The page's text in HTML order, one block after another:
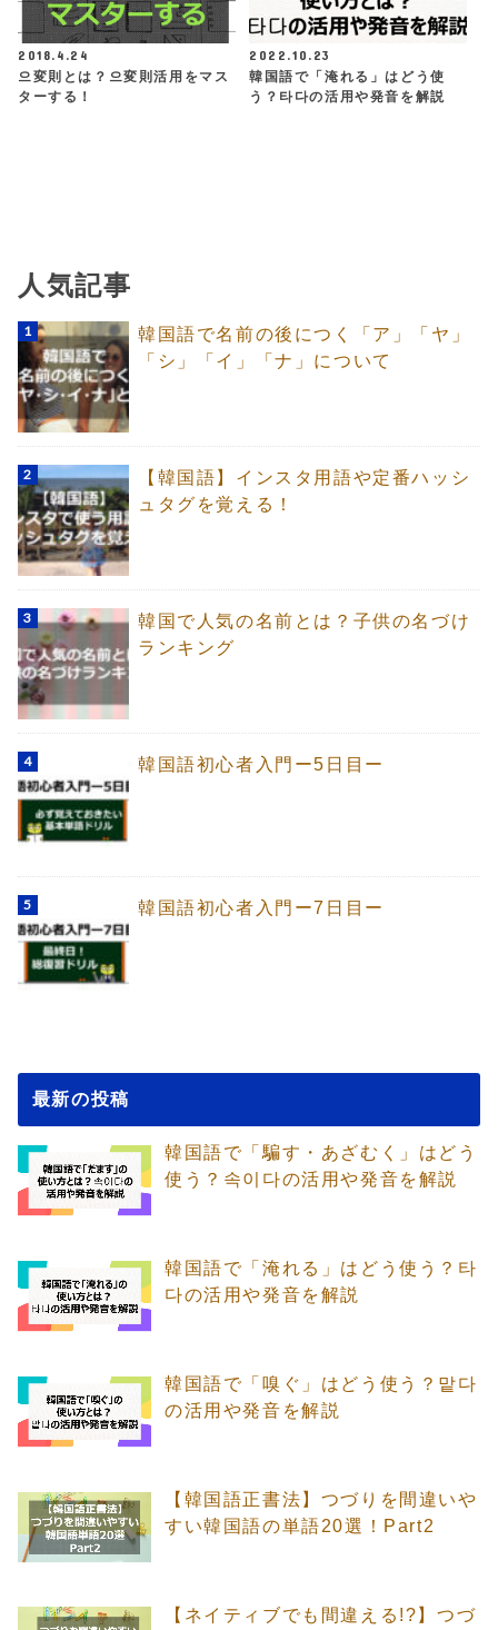
2018.4.24
으変則とは？으変則活用をマス
ターする！
2022.10.23
韓国語で「淹れる」はどう使
う？타다の活用や発音を解説
人気記事
韓国語で名前の後につく「ア」「ヤ」
「シ」「イ」「ナ」について
【韓国語】インスタ用語や定番ハッシ
ュタグを覚える！
韓国で人気の名前とは？子供の名づけ
ランキング
韓国語初心者入門ー5日目ー
韓国語初心者入門ー7日目ー
最新の投稿
韓国語で「騙す・あざむく」はどう
使う？속이다の活用や発音を解説
韓国語で「淹れる」はどう使う？타
다の活用や発音を解説
韓国語で「嗅ぐ」はどう使う？맡다
の活用や発音を解説
【韓国語正書法】つづりを間違いや
すい韓国語の単語20選！Part2
【ネイティブでも間違える!?】つづ